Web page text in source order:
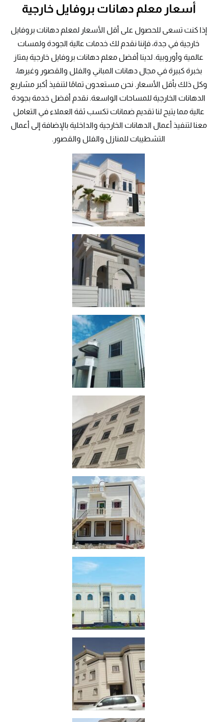
أسعار معلم دهانات بروفايل خارجية
إذا كنت تسعى للحصول على أقل الأسعار لمعلم دهانات بروفايل
خارجية في جدة، فإننا نقدم لك خدمات عالية الجودة ولمسات
عالمية وأوروبية. لدينا أفضل معلم دهانات بروفايل خارجية يمتاز
بخبرة كبيرة في مجال دهانات المباني والفلل والقصور وغيرها،
وكل ذلك بأقل الأسعار. نحن مستعدون تمامًا لتنفيذ أكبر مشاريع
الدهانات الخارجية للمساحات الواسعة. نقدم أفضل خدمة بجودة
عالية مما يتيح لنا تقديم ضمانات تكسب ثقة العملاء في التعامل
معنا لتنفيذ أعمال الدهانات الخارجية والداخلية بالإضافة إلى أعمال
التشطيبات للمنازل والفلل والقصور.